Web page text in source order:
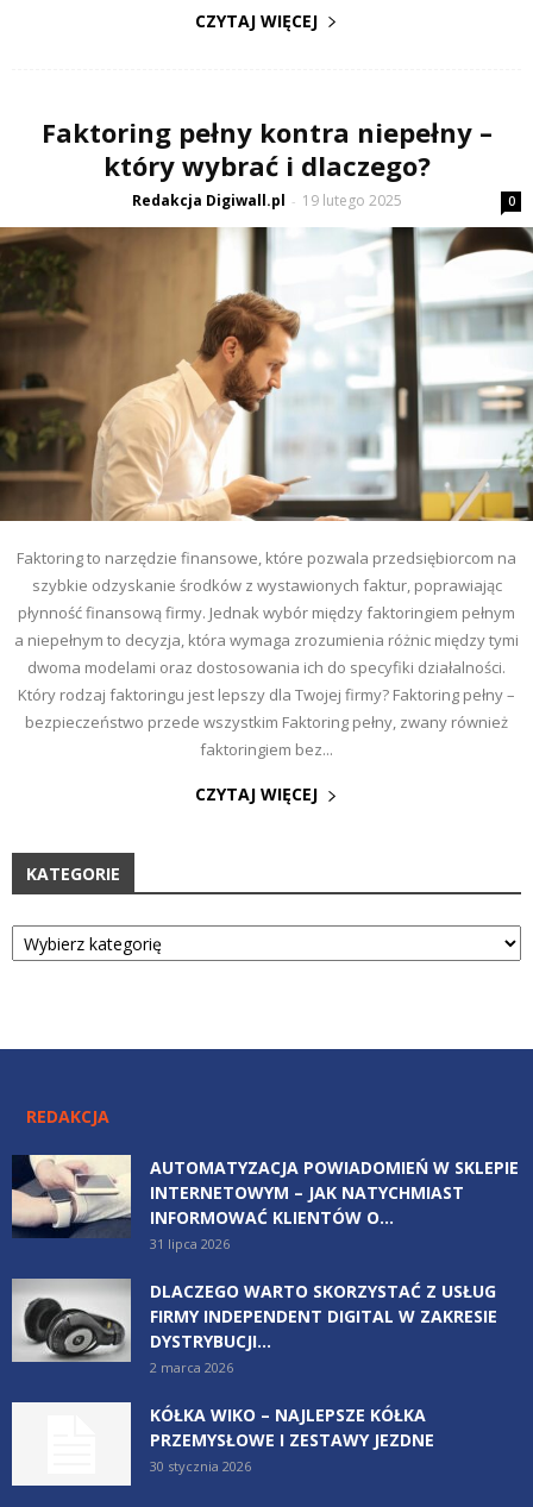
CZYTAJ WIĘCEJ
Faktoring pełny kontra niepełny –
który wybrać i dlaczego?
Redakcja Digiwall.pl - 19 lutego 2025 0
Faktoring to narzędzie finansowe, które pozwala przedsiębiorcom na
szybkie odzyskanie środków z wystawionych faktur, poprawiając
płynność finansową firmy. Jednak wybór między faktoringiem pełnym
a niepełnym to decyzja, która wymaga zrozumienia różnic między tymi
dwoma modelami oraz dostosowania ich do specyfiki działalności.
Który rodzaj faktoringu jest lepszy dla Twojej firmy? Faktoring pełny –
bezpieczeństwo przede wszystkim Faktoring pełny, zwany również
faktoringiem bez...
CZYTAJ WIĘCEJ
KATEGORIE
Kategorie
REDAKCJA
AUTOMATYZACJA POWIADOMIEŃ W SKLEPIE
INTERNETOWYM – JAK NATYCHMIAST
INFORMOWAĆ KLIENTÓW O...
31 lipca 2026
DLACZEGO WARTO SKORZYSTAĆ Z USŁUG
FIRMY INDEPENDENT DIGITAL W ZAKRESIE
DYSTRYBUCJI...
2 marca 2026
KÓŁKA WIKO – NAJLEPSZE KÓŁKA
PRZEMYSŁOWE I ZESTAWY JEZDNE
30 stycznia 2026